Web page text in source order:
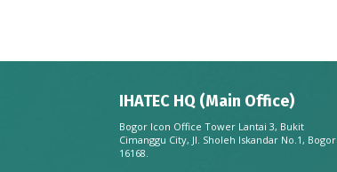
IHATEC HQ (Main Office)
Bogor Icon Office Tower Lantai 3, Bukit
Cimanggu City, Jl. Sholeh Iskandar No.1, Bogor
16168.